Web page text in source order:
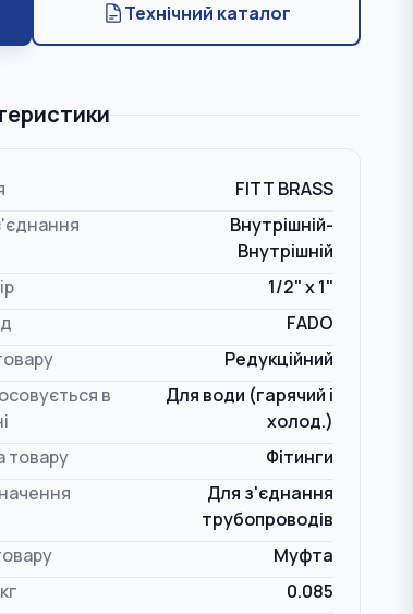
Технічний каталог
FITT BRASS
Внутрішній-
Внутрішній
1/2" x 1"
FADO
Редукційний
в
Для води (гарячий і
холод.)
товару
Фітинги
Для з'єднання
трубопроводів
Муфта
0.085